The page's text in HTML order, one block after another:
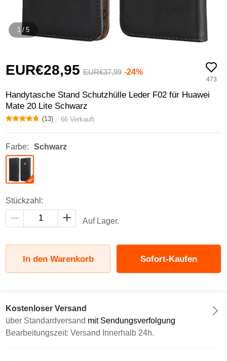
1 / 5
EUR€28,95 EUR€37,99 -24%
473
Handytasche Stand Schutzhülle Leder F02 für Huawei
Mate 20 Lite Schwarz
(13) 66 Verkauft
Farbe: Schwarz
Stückzahl:
Auf Lager.
In den Warenkorb Sofort-Kaufen
Kostenloser Versand
über Standardversand mit Sendungsverfolgung
Bearbeitungszeit: Versand Innerhalb 24h.